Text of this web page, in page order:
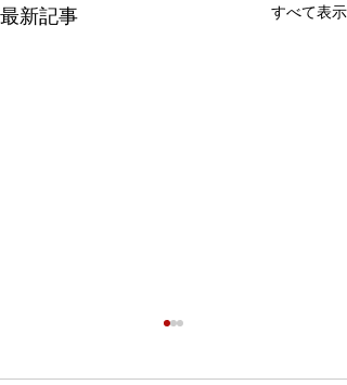
最新記事 すべて表示